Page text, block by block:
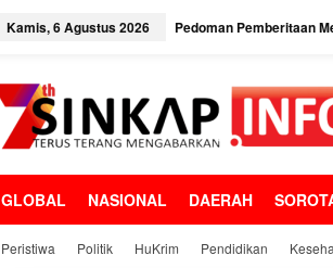
Kamis, 6 Agustus 2026 Pedoman Pemberitaan
GLOBAL NASIONAL DAERAH
Peristiwa Politik HuKrim Pendidikan